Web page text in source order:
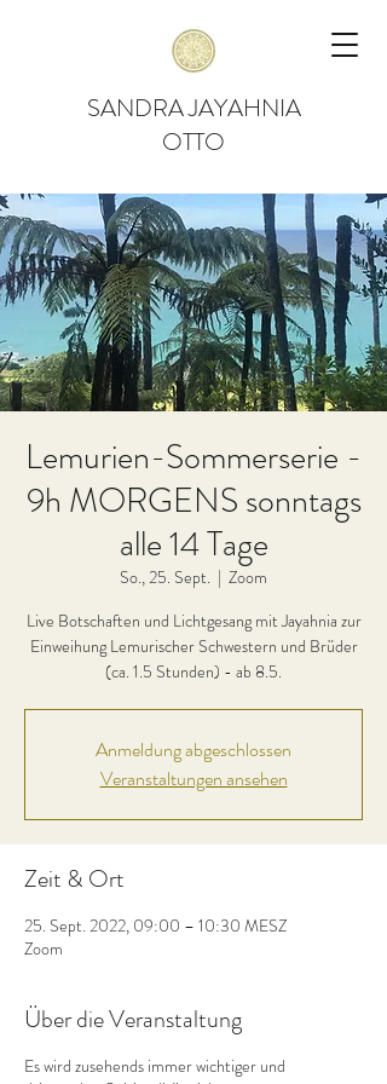
SANDRA JAYAHNIA
OTTO
Lemurien-Sommerserie -
9h MORGENS sonntags
alle 14 Tage
So., 25. Sept.
  |
Zoom
Live Botschaften und Lichtgesang mit Jayahnia zur
Einweihung Lemurischer Schwestern und Brüder
(ca. 1.5 Stunden) - ab 8.5.
Anmeldung abgeschlossen
Veranstaltungen ansehen
Zeit & Ort
25. Sept. 2022, 09:00 – 10:30 MESZ
Zoom
Über die Veranstaltung
Es wird zusehends immer wichtiger und